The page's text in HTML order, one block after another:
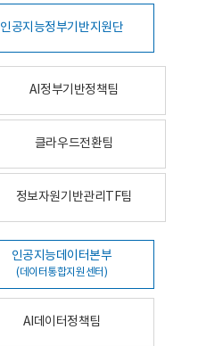
인공지능정부기반지원단
AI정부기반정책팀
클라우드전환팀
정보자원기반관리TF팀
인공지능데이터본부
(데이터통합지원센터)
AI데이터정책팀